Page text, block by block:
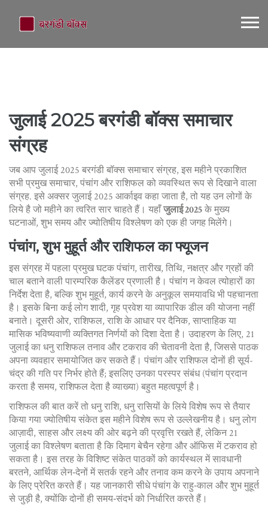
जुलाई 2025 बरगंडी बॉक्स समाचार
संग्रह
जब आपजुलाई 2025 बरगंडी बॉक्स समाचार संग्रह, इस महीने प्रकाशित
सभी प्रमुख समाचार, पंचांग और राशिफल को व्यवस्थित रूप से दिखाने वाला
संग्रह. इसे अक्सरजुलाई 2025 आर्काइवकहा जाता है, तो यह उन लोगों के
लिये है जो महीने का त्वरित सार चाहते हैं। यहाँजुलाई 2025के मुख्य
घटनाओं, शुभ समय और ज्योतिषीय विश्लेषण को एक ही जगह मिलेंगे।
पंचांग, शुभ मुहूर्त और राशिफल का फ्यूजन
इस संग्रह में पहला प्रमुख घटकपंचांग, तारीख, तिथि, नक्षत्र और ग्रहों की
चाल बताने वाली पारम्परिक कैलेंडर प्रणालीहै। पंचांग न केवल त्योहारों का
निर्देश देता है, बल्किशुभ मुहूर्त, कार्य करने के अनुकूल समयावधिभी पहचानता
है। इसके बिना कई लोग शादी, गृह प्रवेश या व्यापारिक डील की योजना नहीं
बनाते। दूसरी ओर, राशिफल, राशि के आधार पर दैनिक, साप्ताहिक या
मासिक भविष्यवाणीव्यक्तिगत निर्णयों को दिशा देता है। उदाहरण के लिए, 21
जुलाई का धनु राशिफल तनाव और टकराव की चेतावनी देता है, जिससे पाठक
अपना व्यवहार समायोजित कर सकते हैं। पंचांग और राशिफल दोनों ही सूर्य-
चंद्र की गति पर निर्भर होते हैं; इसलिए उनका परस्पर संबंध (पंचांग प्रदान
करता है समय, राशिफल देता है व्याख्या) बहुत महत्वपूर्ण है।
राशिफल की बात करें तोधनु राशि, धनु रासियों के लिये विशेष रूप से तैयार
किया गया ज्योतिषीय संकेतइस महीने विशेष रूप से उल्लेखनीय है। धनु लोग
आज़ादी, साहस और लक्ष्य की ओर बढ़ने की प्रवृत्ति रखते हैं, लेकिन 21
जुलाई का विश्लेषण बताता है कि दिमाग बेचैन रहेगा और ऑफिस में टकराव हो
सकता है। इस तरह के विशिष्ट संकेत पाठकों को कार्यस्थल में सावधानी
बरतने, आर्थिक लेन‑देनों में सतर्क रहने और तनाव कम करने के उपाय अपनाने
के लिए प्रेरित करते हैं। यह जानकारी सीधे पंचांग के राहु‑काल और शुभ मुहूर्त
से जुड़ी है, क्योंकि दोनों ही समय‑संदर्भ को निर्धारित करते हैं।